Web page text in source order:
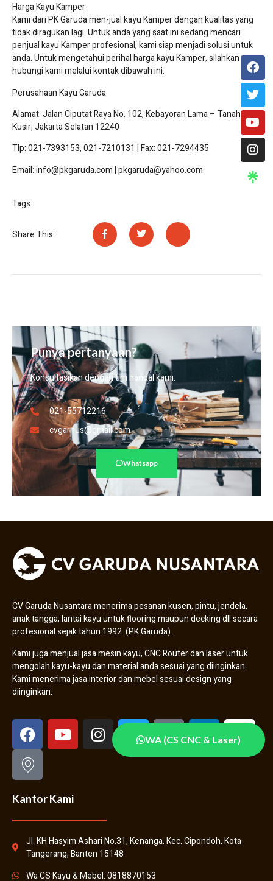
WA (CS CNC & Laser)
Harga Kayu Kamper
Kami dari PK Garuda men-jual kayu Kamper dengan kualitas yang
tidak diragukan lagi. Untuk anda yang saat ini sedang mencari
penjual kayu Kamper profesional, kami siap menjadi solusi untuk
anda. Untuk mengetahui perihal harga kayu Kamper, silahkan
hubungi kami melalui kontak dibawah ini.
Perusahaan Kayu Garuda
Alamat: Jalan Ciputat Raya No. 102, Kebayoran Lama – Tanah
Kusir, Jakarta Selatan 12240
Tlp: 021-7393153, 021-7210131 | Fax: 021-7294435
Email: info@pkgaruda.com | pkgaruda@yahoo.com
Tags :
Share This :
Punya pertanyaan?
Konsultasikan dengan tim handal kami.
021-55712216
cvgarnus@gmail.com
Whatsapp
CV Garuda Nusantara menerima pesanan kusen, pintu, jendela,
anak tangga, lantai kayu untuk flooring maupun decking dll secara
profesional sejak tahun 1992. (PK Garuda).
Kami juga menjual jasa mesin kayu, CNC Router dan laser untuk
mengolah kayu-kayu dan material anda sesuai yang diinginkan.
Kami menerima jasa interior dan mebel sesuai design yang
diinginkan.
Kantor Kami
Jl. KH Hasyim Ashari No.31, Kenanga, Kec. Cipondoh, Kota
Tangerang, Banten 15148
Wa CS Kayu & Mebel: 0818870153